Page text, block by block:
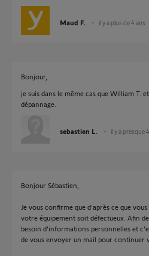
Maud F. il y a plus de 4 ans
Bonjour,
je suis dans le même cas que William T.
dépannage.
sebastien L. il y a presque
Bonjour Sébastien,
Je vous confirme que d'après ce que
votre équipement soit défectueux. Afin
besoin d'informations personnelles et
de vous envoyer un mail pour continuer